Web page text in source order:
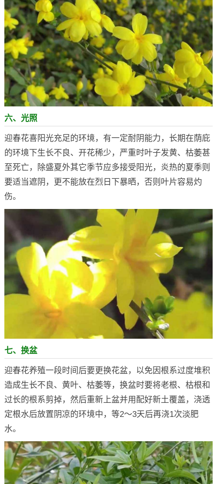
六、光照
迎春花喜阳光充足的环境，有一定耐阴能力，长期在荫庇
的环境下生长不良、开花稀少，严重时叶子发黄、枯萎甚
至死亡，除盛夏外其它季节应多接受阳光，炎热的夏季则
要适当遮阴，更不能放在烈日下暴晒，否则叶片容易灼
伤。
七、换盆
迎春花养殖一段时间后要更换花盆，以免因根系过度堆积
造成生长不良、黄叶、枯萎等，换盆时要将老根、枯根和
过长的根系剪掉，然后重新上盆并用配好新土覆盖，浇透
定根水后放置阴凉的环境中，等2～3天后再浇1次淡肥
水。